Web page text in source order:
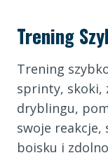
Trening
Trening
sprinty, skoki,
dryblingu,
swoje reakcje,
boisku i